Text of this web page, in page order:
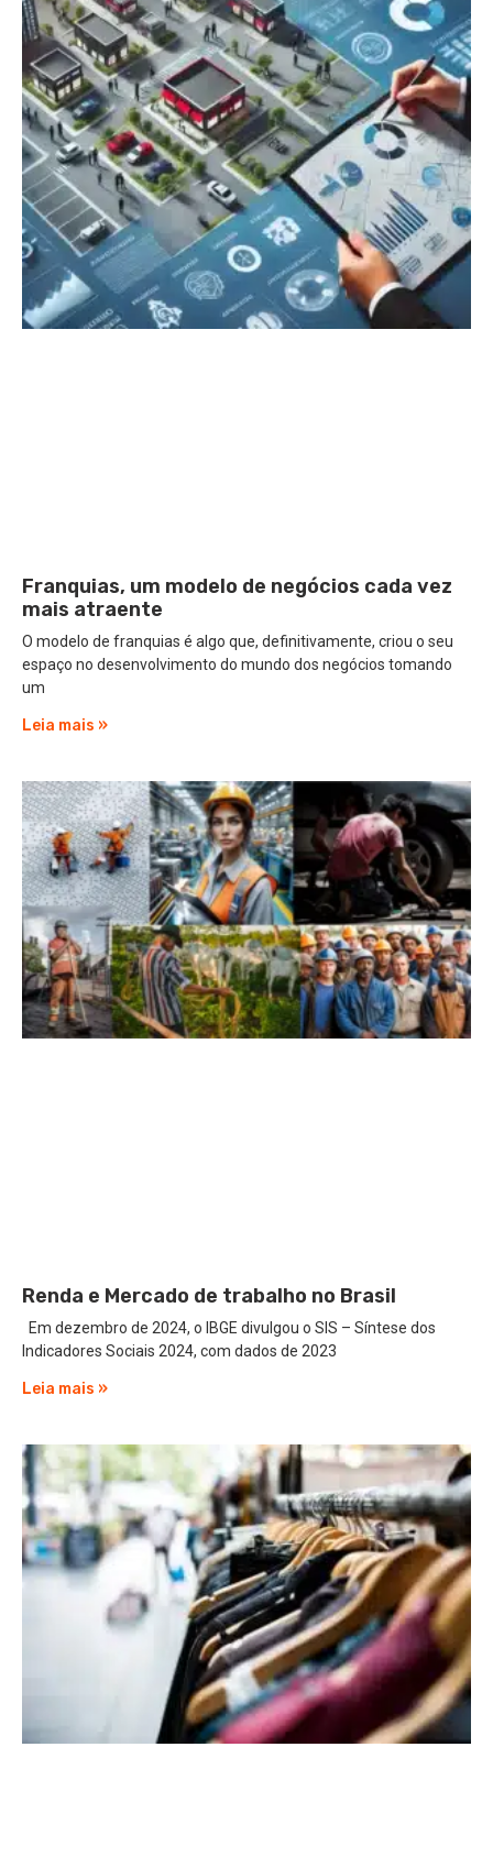
Franquias, um modelo de negócios cada vez
mais atraente
O modelo de franquias é algo que, definitivamente, criou o seu
espaço no desenvolvimento do mundo dos negócios tomando
um
Leia mais »
Renda e Mercado de trabalho no Brasil
Em dezembro de 2024, o IBGE divulgou o SIS – Síntese dos
Indicadores Sociais 2024, com dados de 2023
Leia mais »